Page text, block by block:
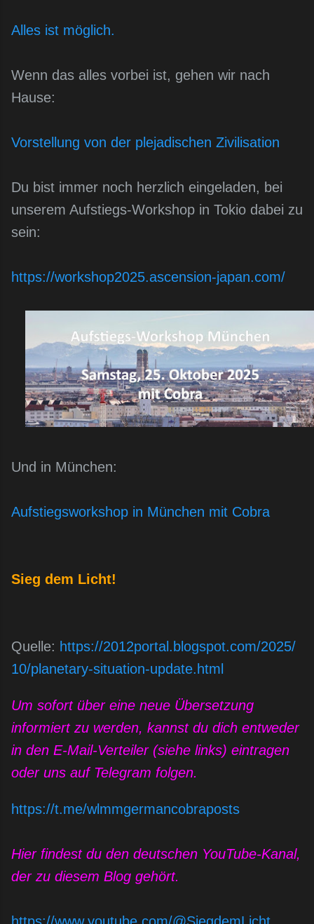
Alles ist möglich.
Wenn das alles vorbei ist, gehen wir nach
Hause:
Vorstellung von der plejadischen Zivilisation
Du bist immer noch herzlich eingeladen, bei
unserem Aufstiegs-Workshop in Tokio dabei zu
sein:
https://workshop2025.ascension-japan.com/
Und in München:
Aufstiegsworkshop in München mit Cobra
Sieg dem Licht!
Quelle: https://2012portal.blogspot.com/2025/
10/planetary-situation-update.html
Um sofort über eine neue Übersetzung
informiert zu werden, kannst du dich entweder
in den E-Mail-Verteiler (siehe links) eintragen
oder uns auf Telegram folgen.
https://t.me/wlmmgermancobraposts
Hier findest du den deutschen YouTube-Kanal,
der zu diesem Blog gehört.